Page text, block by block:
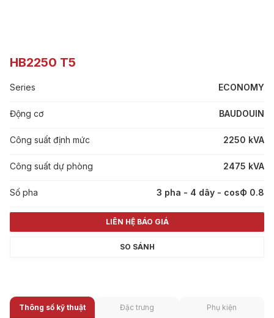
HB2250 T5
Series ECONOMY
Động cơ BAUDOUIN
Công suất định mức 2250 kVA
Công suất dự phòng 2475 kVA
Số pha 3 pha - 4 dây - cosФ 0.8
LIÊN HỆ BÁO GIÁ
SO SÁNH
Thông số kỹ thuật Đặc trưng Phụ kiện